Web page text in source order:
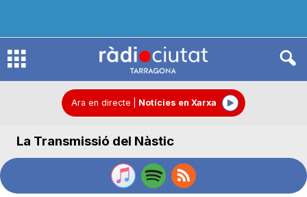
R
d
Ara en directe Notícies en Xarxa
La Transmissió del Nàstic